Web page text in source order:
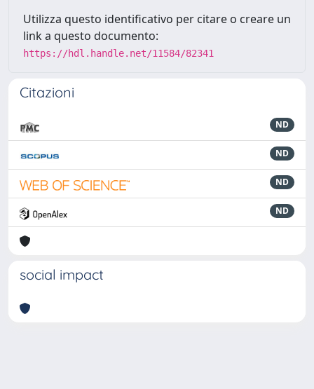
Utilizza questo identificativo per citare o creare un
link a questo documento:
https://hdl.handle.net/11584/82341
Citazioni
ND
ND
ND
ND
social impact